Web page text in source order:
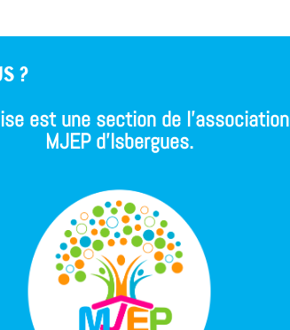
?
est une section de l'association
MJEP d'Isbergues.